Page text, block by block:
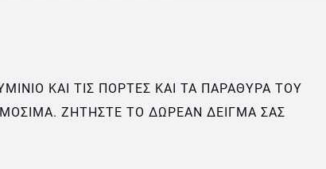
ΚΑΙ ΤΙΣ ΠΌΡΤΕΣ ΚΑΙ ΤΑ ΠΑΡΆΘΥΡΑ ΤΟΥ
ΖΗΤΉΣΤΕ ΤΟ ΔΩΡΕΆΝ ΔΕΊΓΜΑ ΣΑΣ